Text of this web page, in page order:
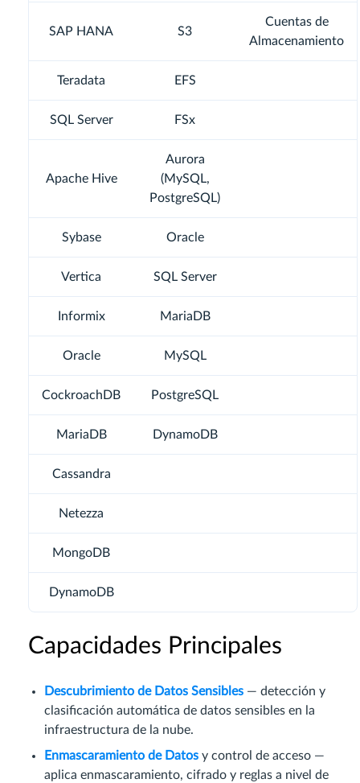
SAP HANA S3
Cuentas de
Almacenamiento
Teradata EFS
SQL Server FSx
Apache Hive
Aurora
(MySQL,
PostgreSQL)
Sybase Oracle
Vertica SQL Server
Informix MariaDB
Oracle MySQL
CockroachDB PostgreSQL
MariaDB DynamoDB
Cassandra
Netezza
MongoDB
DynamoDB
Capacidades Principales
Descubrimiento de Datos Sensibles — detección y
clasificación automática de datos sensibles en la
infraestructura de la nube.
Enmascaramiento de Datos y control de acceso —
aplica enmascaramiento, cifrado y reglas a nivel de